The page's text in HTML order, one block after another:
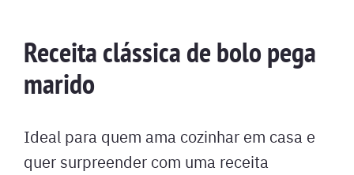
Receita clássica de bolo pega
marido
Ideal para quem ama cozinhar em casa e
quer surpreender com uma receita